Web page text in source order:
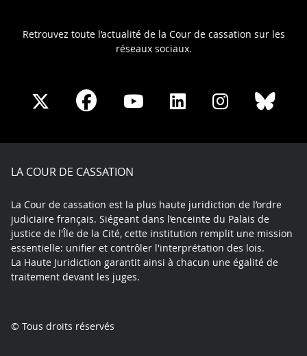
Retrouvez toute l’actualité de la Cour de cassation sur les
réseaux sociaux.
Share
X
Share
Facebook
Share
Youtube
Share
LinkedIn
Share
Instagram
LA COUR DE CASSATION
La Cour de cassation est la plus haute juridiction de l’ordre
judiciaire français. Siégeant dans l’enceinte du Palais de
justice de l'Île de la Cité, cette institution remplit une mission
essentielle: unifier et contrôler l'interprétation des lois.
La Haute Juridiction garantit ainsi à chacun une égalité de
traitement devant les juges.
© Tous droits réservés